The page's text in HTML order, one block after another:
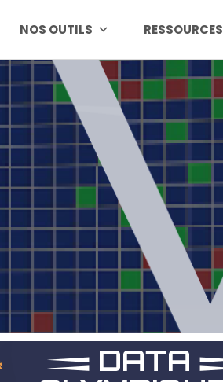
NOS OUTILS RESSOURCES